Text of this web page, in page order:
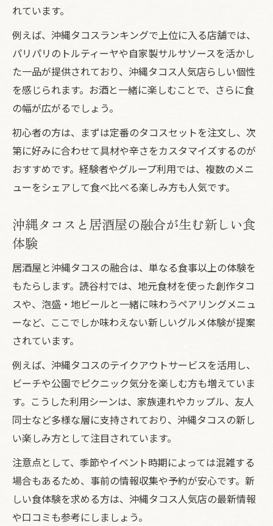
れています。
例えば、沖縄タコスランキングで上位に入る店舗では、
パリパリのトルティーヤや自家製サルサソースを活かし
た一品が提供されており、沖縄タコス人気店らしい個性
を感じられます。お酒と一緒に楽しむことで、さらに食
の幅が広がるでしょう。
初心者の方は、まずは定番のタコスセットを注文し、次
第に好みに合わせて具材や辛さをカスタマイズするのが
おすすめです。経験者やグループ利用では、複数のメニ
ューをシェアして食べ比べる楽しみ方も人気です。
沖縄タコスと居酒屋の融合が生む新しい食
体験
居酒屋と沖縄タコスの融合は、単なる食事以上の体験を
もたらします。読谷村では、地元食材を使った創作タコ
スや、泡盛・地ビールと一緒に味わうペアリングメニュ
ーなど、ここでしか味わえない新しいグルメ体験が提案
されています。
例えば、沖縄タコスのテイクアウトサービスを活用し、
ビーチや公園でピクニック気分を楽しむ方も増えていま
す。こうした利用シーンは、家族連れやカップル、友人
同士など多様な層に支持されており、沖縄タコスの新し
い楽しみ方として注目されています。
注意点として、季節やイベント時期によっては混雑する
場合もあるため、事前の情報収集や予約が安心です。新
しい食体験を求める方は、沖縄タコス人気店の最新情報
や口コミも参考にしましょう。